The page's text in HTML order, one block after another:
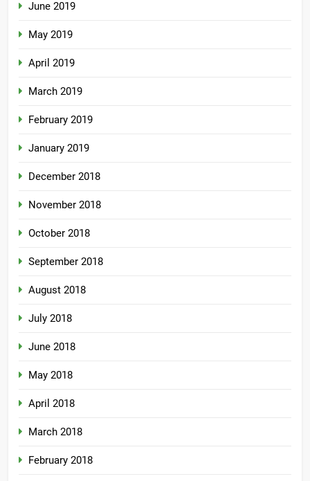
June 2019
May 2019
April 2019
March 2019
February 2019
January 2019
December 2018
November 2018
October 2018
September 2018
August 2018
July 2018
June 2018
May 2018
April 2018
March 2018
February 2018